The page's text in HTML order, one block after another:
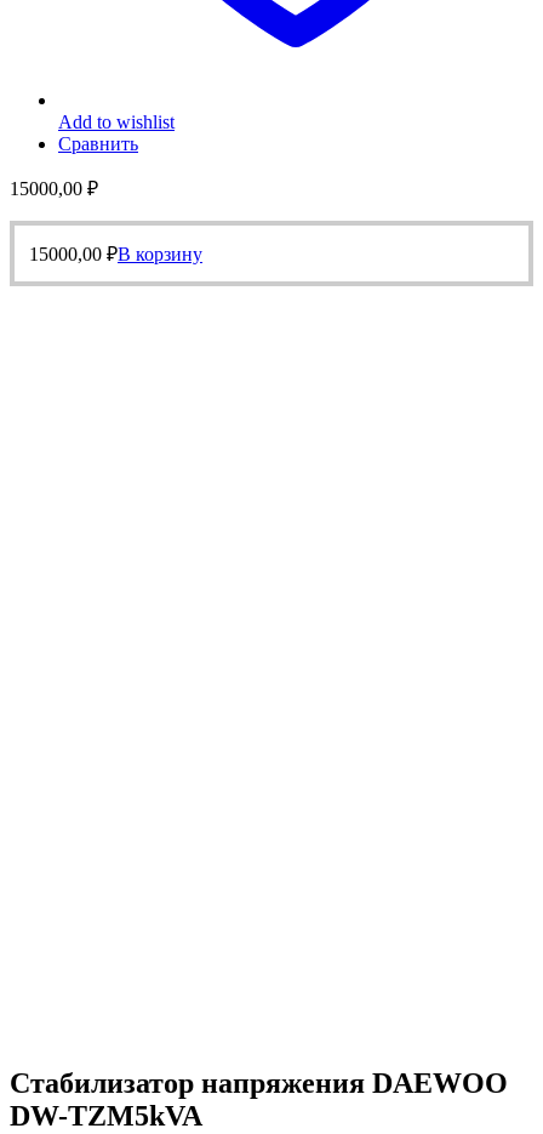
Add to wishlist
Сравнить
15000,00 ₽
15000,00 ₽В корзину
Стабилизатор напряжения DAEWOO
DW-TZM5kVA